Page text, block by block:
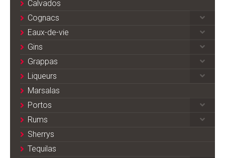
Calvados
Cognacs
Eaux-de-vie
Gins
Grappas
Liqueurs
Marsalas
Portos
Rums
Sherrys
Tequilas